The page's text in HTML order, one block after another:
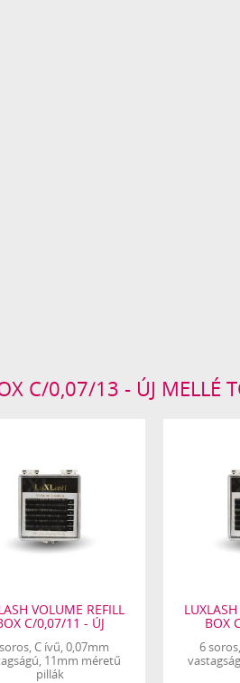
C/0,07/13 - ÚJ MELLÉ
VOLUME REFILL
C/0,07/11 - ÚJ
C ívű, 0,07mm
11mm méretű
pillák
BOX
6